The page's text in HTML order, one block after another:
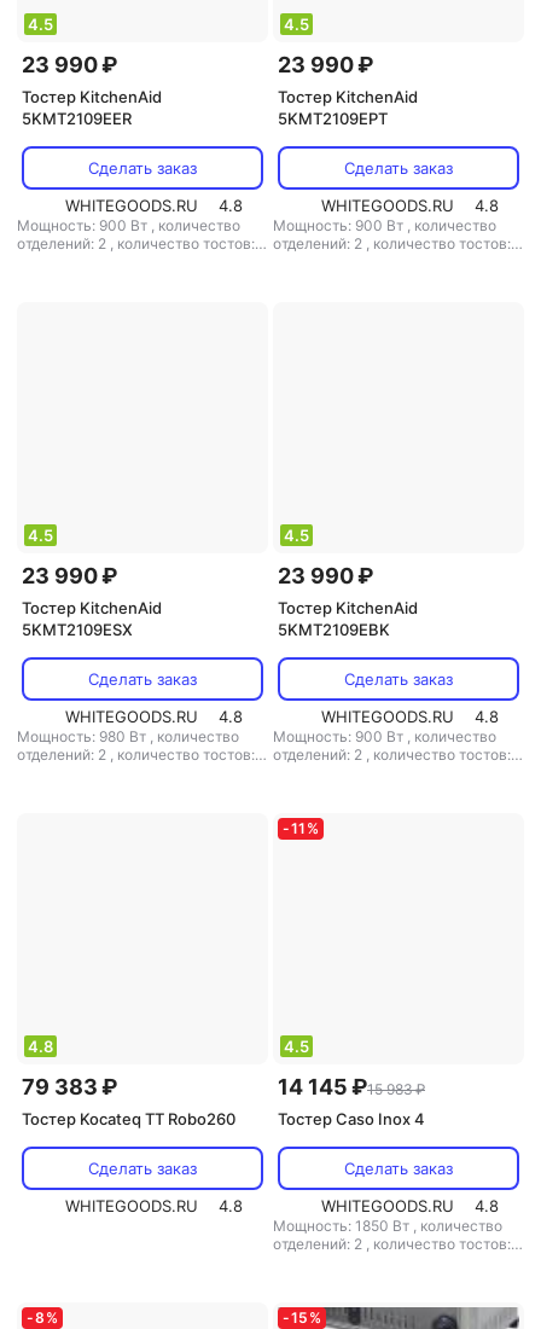
4.5
23 990 ₽
Тостер KitchenAid
5KMT2109EER
Сделать заказ
WHITEGOODS.RU
4.8
Мощность: 900 Вт , количество
отделений: 2 , количество тостов: 2
4.5
23 990 ₽
Тостер KitchenAid
5KMT2109EPT
Сделать заказ
WHITEGOODS.RU
4.8
Мощность: 900 Вт , количество
отделений: 2 , количество тостов: 2
4.5
23 990 ₽
Тостер KitchenAid
5KMT2109ESX
Сделать заказ
WHITEGOODS.RU
4.8
Мощность: 980 Вт , количество
отделений: 2 , количество тостов: 2
4.5
23 990 ₽
Тостер KitchenAid
5KMT2109EBK
Сделать заказ
WHITEGOODS.RU
4.8
Мощность: 900 Вт , количество
отделений: 2 , количество тостов: 2
4.8
79 383 ₽
Тостер Kocateq TT Robo260
Сделать заказ
WHITEGOODS.RU
4.8
-11 %
4.5
14 145 ₽15 983 ₽
Тостер Caso Inox 4
Сделать заказ
WHITEGOODS.RU
4.8
Мощность: 1850 Вт , количество
отделений: 2 , количество тостов: 2
-8 % -15 %